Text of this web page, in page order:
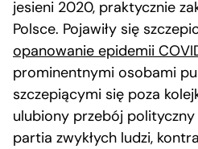
jesieni 2020, praktycznie
Polsce. Pojawiły się
opanowanie epidemii
prominentnymi osobami
szczepiącymi się poza
ulubiony przebój polityczny
partia zwykłych ludzi,